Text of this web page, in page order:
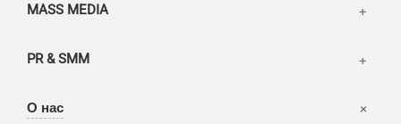
MASS MEDIA
PR & SMM
О нас
Офисы